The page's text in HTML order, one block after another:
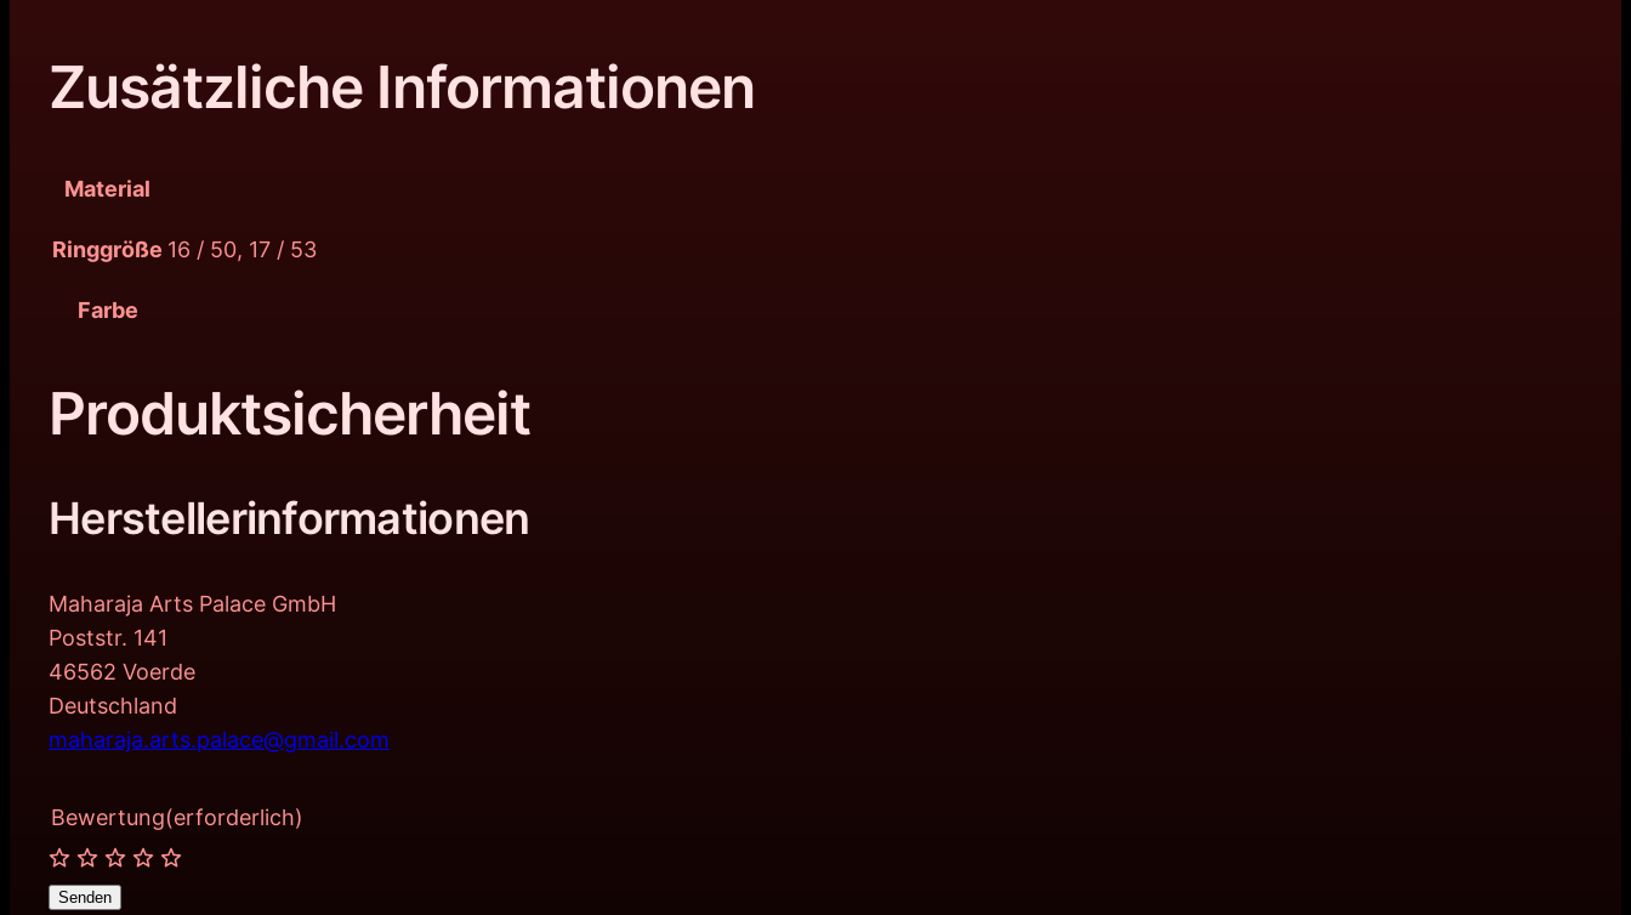
Zusätzliche Informationen
Material
Ringgröße 16 / 50, 17 / 53
Farbe
Produktsicherheit
Herstellerinformationen
Maharaja Arts Palace GmbH
Poststr. 141
46562 Voerde
Deutschland
maharaja.arts.palace@gmail.com
Bewertung(erforderlich)
Senden